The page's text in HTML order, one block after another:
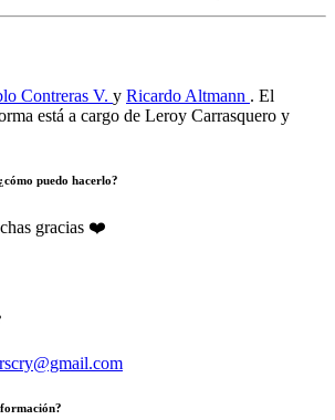
Contreras V. y Ricardo Altmann . El
está a cargo de Leroy Carrasquero y
puedo hacerlo?
gracias ❤️